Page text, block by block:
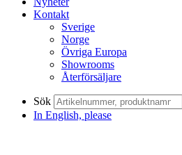
Kontakt
Sverige
Norge
Övriga Europa
Showrooms
Återförsäljare
Sök
In English, please